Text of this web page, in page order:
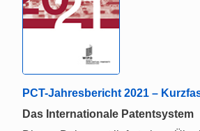
PCT-Jahresbericht 2021 –
Das Internationale Patentsystem